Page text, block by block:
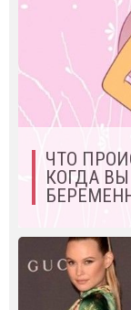
ЧТО
КОГДА